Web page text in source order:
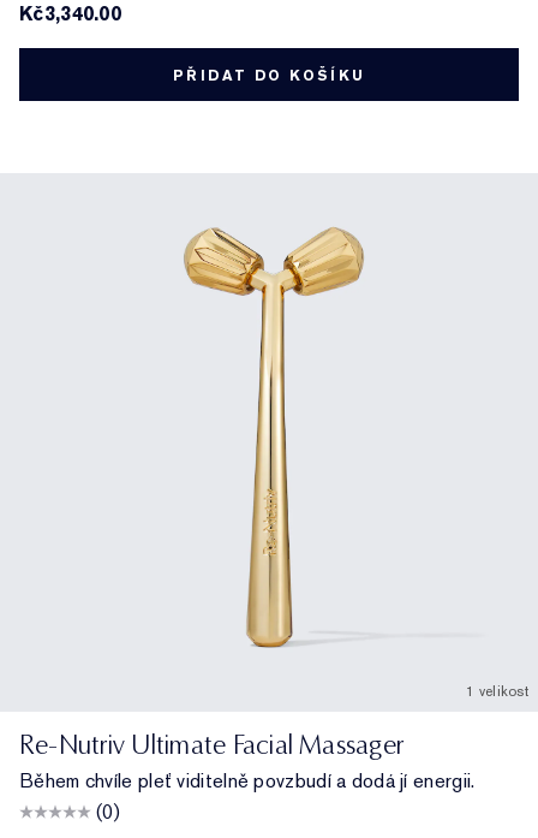
Kč3,340.00
PŘIDAT DO KOŠÍKU
1 velikost
Re-Nutriv Ultimate Facial Massager
Během chvíle pleť viditelně povzbudí a dodá jí energii.
(0)